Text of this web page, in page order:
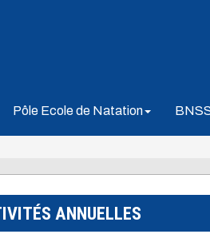
Pôle Ecole de Natation
ANNUELLES